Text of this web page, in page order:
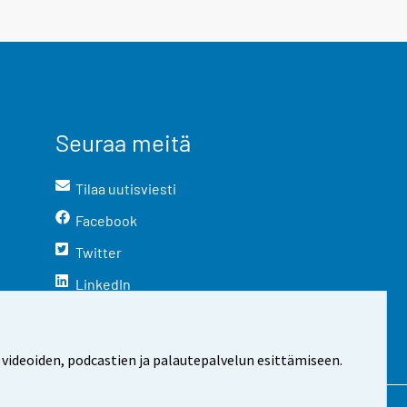
podcastien ja palautepalvelun esittämiseen.
Seuraa meitä
Tilaa uutisviesti
Facebook
Twitter
LinkedIn